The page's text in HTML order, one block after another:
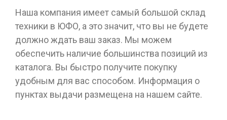
Наша компания имеет самый большой склад
техники в ЮФО, а это значит, что вы не будете
должно ждать ваш заказ. Мы можем
обеспечить наличие большинства позиций из
каталога. Вы быстро получите покупку
удобным для вас способом. Информация о
пунктах выдачи размещена на нашем сайте.